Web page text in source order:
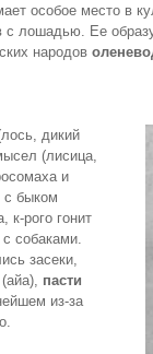
особое место в
с лошадью. Ее
народов
дикий
(лисица,
и
с быком
к-рого гонит
с собаками.
засеки,
пасти
из-за